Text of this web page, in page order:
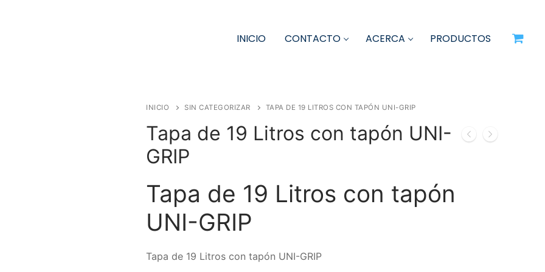
INICIO CONTACTO ACERCA PRODUCTOS
INICIO SIN CATEGORIZAR TAPA DE 19 LITROS CON TAPÓN UNI-GRIP
Tapa de 19 Litros con tapón UNI-
GRIP
Tapa de 19 Litros con tapón
UNI-GRIP
Tapa de 19 Litros con tapón UNI-GRIP